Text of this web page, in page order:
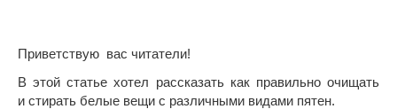
Приветствую вас читатели!
В этой статье хотел рассказать как правильно очищать
и стирать белые вещи с различными видами пятен.